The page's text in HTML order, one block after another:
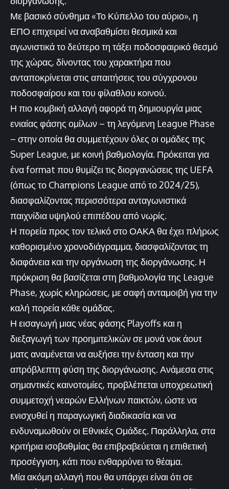
Με βασικό σύνθημα «Το Κύπελλο του αύριο», η
ΕΠΟ επιχειρεί να αναβαθμίσει θεσμικά και
αγωνιστικά το δεύτερο τη τάξει ποδοσφαιρικό θεσμό
της χώρας, δίνοντας του χαρακτήρα που
ανταποκρίνεται στις απαιτήσεις του σύγχρονου
ποδοσφαίρου και του φίλαθλου κοινού.
Η πιο κομβική αλλαγή αφορά τη δημιουργία μιας
ενιαίας φάσης ομίλων – τη λεγόμενη League Phase
– στην οποία θα συμμετέχουν όλες οι ομάδες της
Super League, με κοινή βαθμολογία. Πρόκειται για
ένα format που θυμίζει τις διοργανώσεις της UEFA
(όπως το Champions League από το 2024/25),
διασφαλίζοντας περισσότερα ανταγωνιστικά
παιχνίδια υψηλού επιπέδου από νωρίς.
Η πορεία προς τον τελικό στο ΟΑΚΑ θα έχει πλήρως
καθορισμένο χρονοδιάγραμμα, διασφαλίζοντας τη
διαφάνεια και την οργάνωση της διοργάνωσης. Η
πρόκριση θα βασίζεται στη βαθμολογία της League
Phase, χωρίς κληρώσεις, με σαφή ανταμοιβή για την
καλή πορεία κάθε ομάδας.
Η εισαγωγή μιας νέας φάσης Playoffs και η
διεξαγωγή των προημιτελικών σε μονά νοκ άουτ
ματς αναμένεται να αυξήσει την ένταση και την
απρόβλεπτη φύση της διοργάνωσης. Ανάμεσα στις
σημαντικές καινοτομίες, προβλέπεται υποχρεωτική
συμμετοχή νεαρών Ελλήνων παικτών, ώστε να
ενισχυθεί η παραγωγική διαδικασία και να
ενδυναμωθούν οι Εθνικές Ομάδες. Παράλληλα, στα
κριτήρια ισοβαθμίας θα επιβραβεύεται η επιθετική
προσέγγιση, κάτι που ενθαρρύνει το θέαμα.
Μία ακόμη αλλαγή που θα υπάρχει είναι ότι σε